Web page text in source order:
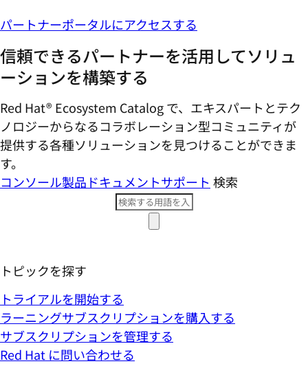
パートナーポータルにアクセスする
信頼できるパートナーを活用してソリュ
ーションを構築する
Red Hat® Ecosystem Catalog で、エキスパートとテク
ノロジーからなるコラボレーション型コミ​ュニティが
提供する各種ソリューションを見つけることができま
す。
コンソール製品ドキュメントサポート 検索
トピックを探す
トライアルを開始する
ラーニングサブスクリプションを購入する
サブスクリプションを管理する
Red Hat に問い合わせる